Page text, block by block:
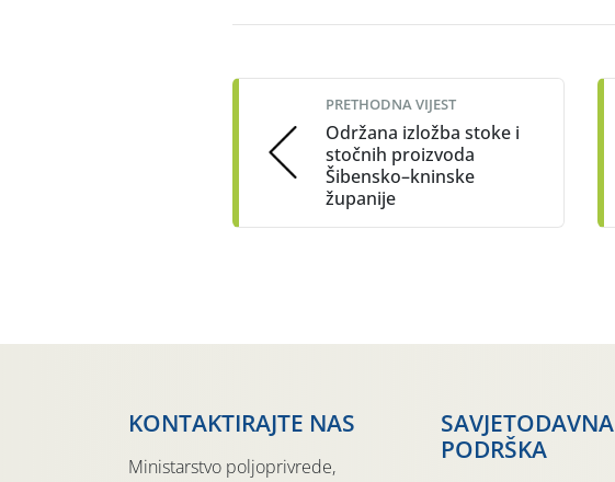
navigation
PRETHODNA VIJEST
Održana izložba stoke i
stočnih proizvoda
Šibensko–kninske
županije
KONTAKTIRAJTE NAS
Ministarstvo poljoprivrede,
SAVJETODAVNA
PODRŠKA